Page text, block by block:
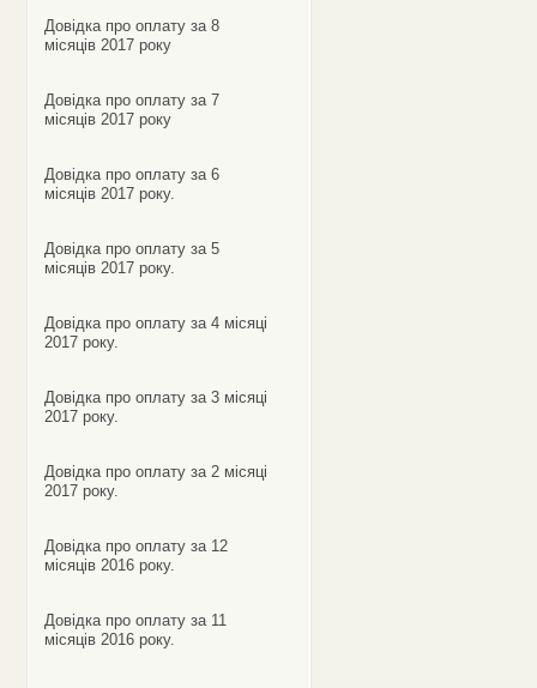
Довідка про оплату за 8
місяців 2017 року
Довідка про оплату за 7
місяців 2017 року
Довідка про оплату за 6
місяців 2017 року.
Довідка про оплату за 5
місяців 2017 року.
Довідка про оплату за 4 місяці
2017 року.
Довідка про оплату за 3 місяці
2017 року.
Довідка про оплату за 2 місяці
2017 року.
Довідка про оплату за 12
місяців 2016 року.
Довідка про оплату за 11
місяців 2016 року.